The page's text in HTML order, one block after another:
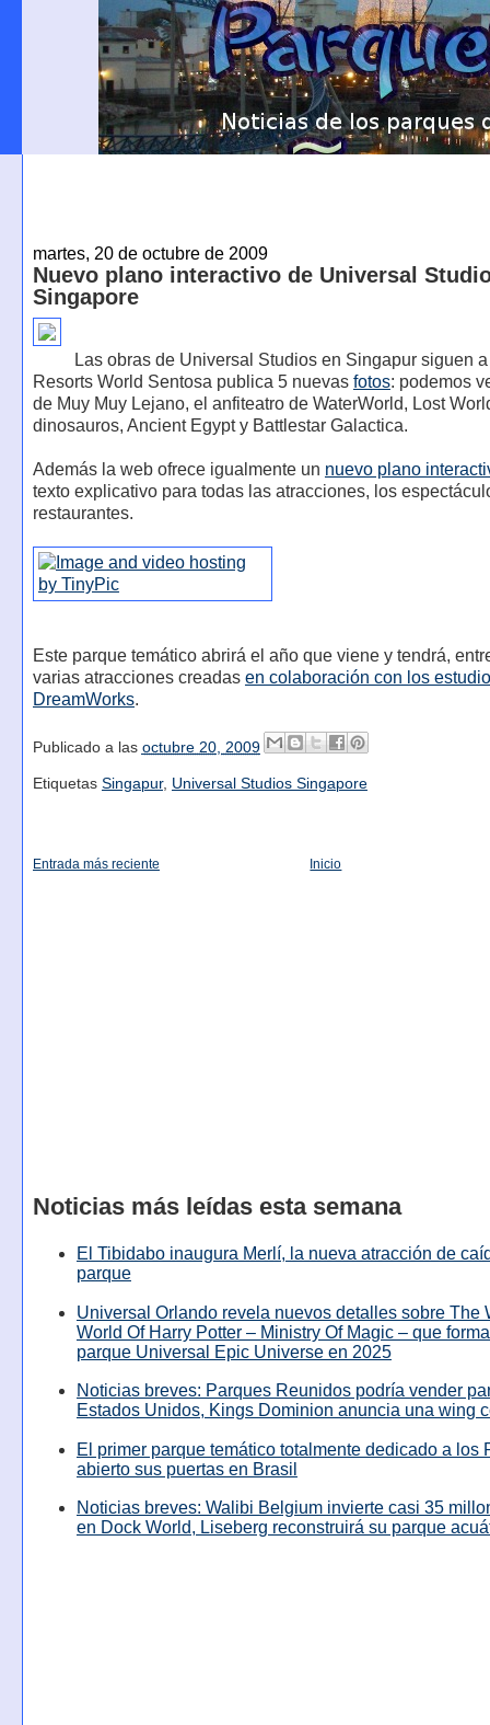
martes, 20 de octubre de 2009
Nuevo plano interactivo de Universal
Singapore
Las obras de Universal Studios en Singapur siguen
Resorts World Sentosa publica 5 nuevas fotos: podemos
de Muy Muy Lejano, el anfiteatro de WaterWorld, Lost
dinosauros, Ancient Egypt y Battlestar Galactica.
Además la web ofrece igualmente un nuevo plano
texto explicativo para todas las atracciones, los
restaurantes.
Este parque temático abrirá el año que viene y tendrá,
varias atracciones creadas en colaboración con los
DreamWorks.
Publicado a las octubre 20, 2009
Etiquetas Singapur, Universal Studios Singapore
Entrada más reciente Inicio
Noticias más leídas esta semana
El Tibidabo inaugura Merlí, la nueva atracción de
parque
Universal Orlando revela nuevos detalles sobre The
World Of Harry Potter – Ministry Of Magic – que
parque Universal Epic Universe en 2025
Noticias breves: Parques Reunidos podría vender
Estados Unidos, Kings Dominion anuncia una wing
El primer parque temático totalmente dedicado a los
abierto sus puertas en Brasil
Noticias breves: Walibi Belgium invierte casi 35
en Dock World, Liseberg reconstruirá su parque